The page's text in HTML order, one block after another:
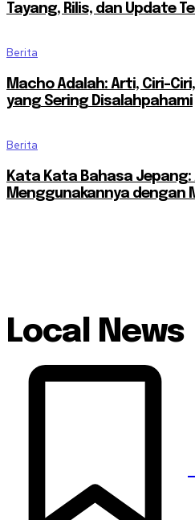
Tayang, Rilis, dan Update
Berita
Macho Adalah: Arti, Ciri-
yang Sering Disalahpahami
Berita
Kata Kata Bahasa
Menggunakannya dengan
Local News